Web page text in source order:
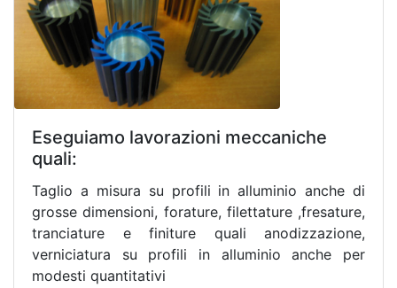
Eseguiamo lavorazioni meccaniche
quali:
Taglio a misura su profili in alluminio anche di
grosse dimensioni, forature, filettature ,fresature,
tranciature e finiture quali anodizzazione,
verniciatura su profili in alluminio anche per
modesti quantitativi